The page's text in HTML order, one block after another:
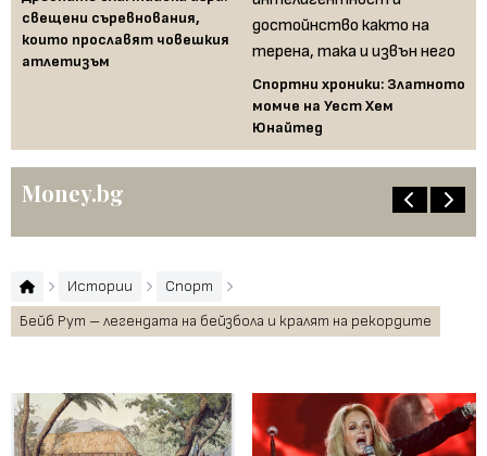
свещени съревнования,
които прославят човешкия
атлетизъм
Спортни хроники: Златното
момче на Уест Хем
Юнайтед
Money.bg
Истории
Спорт
Бейб Рут – легендата на бейзбола и кралят на рекордите